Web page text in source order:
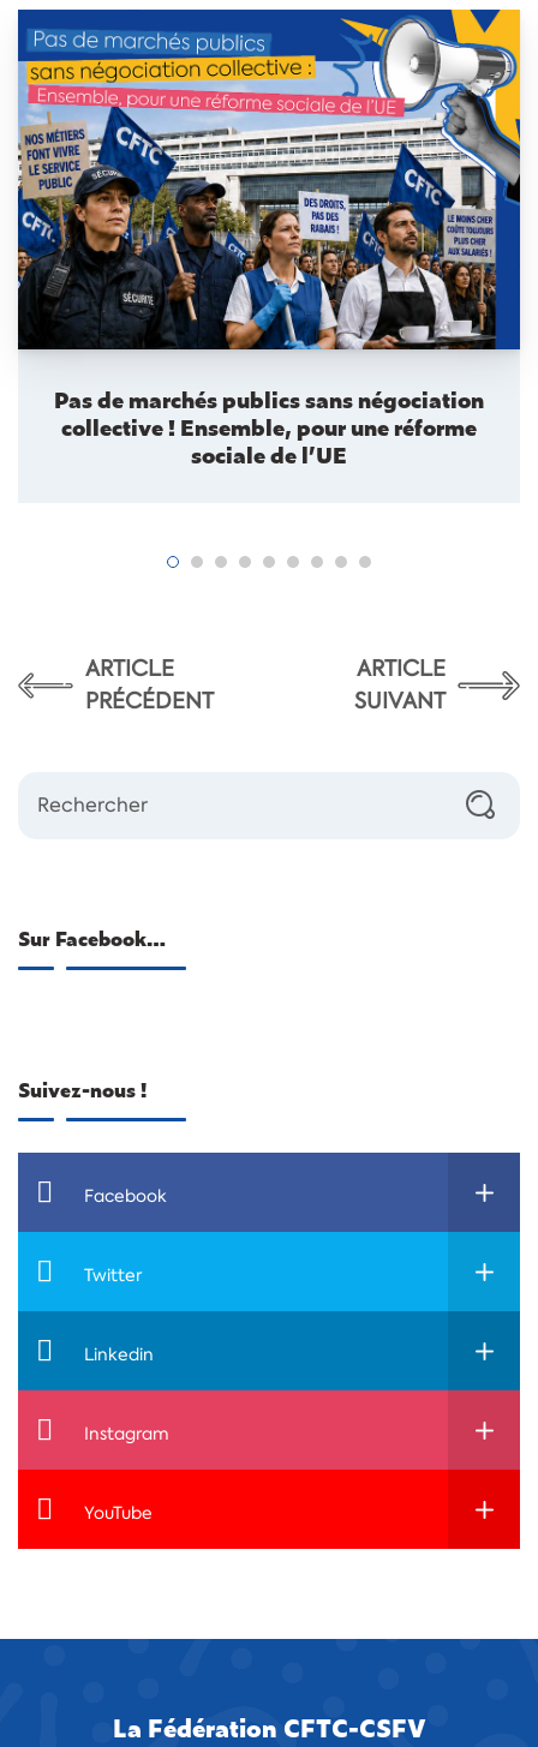
Pas de marchés publics sans négociation
collective ! Ensemble, pour une réforme
sociale de l’UE
ARTICLE
PRÉCÉDENT
ARTICLE
SUIVANT
Sur Facebook…
Suivez-nous !
Facebook
Twitter
Linkedin
Instagram
YouTube
La Fédération CFTC-CSFV